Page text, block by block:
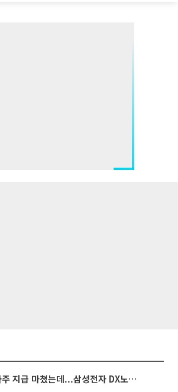
3445억 자사주 지급 마쳤는데...삼성전자 DX노조, 뒤늦은 '떼쓰기 집회'